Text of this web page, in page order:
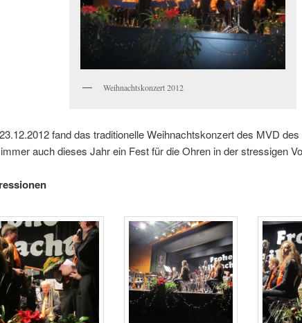
Weihnachtskonzert 2012
fand das traditionelle Weihnachtskonzert des MVD
auch dieses Jahr ein Fest für die Ohren in der stressigen